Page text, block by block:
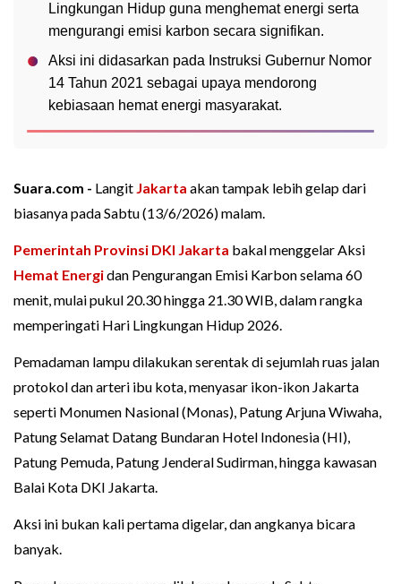
Lingkungan Hidup guna menghemat energi serta
mengurangi emisi karbon secara signifikan.
Aksi ini didasarkan pada Instruksi Gubernur Nomor
14 Tahun 2021 sebagai upaya mendorong
kebiasaan hemat energi masyarakat.
Suara.com - Langit Jakarta akan tampak lebih gelap dari
biasanya pada Sabtu (13/6/2026) malam.
Pemerintah Provinsi DKI Jakarta bakal menggelar Aksi
Hemat Energidan Pengurangan Emisi Karbon selama 60
menit, mulai pukul 20.30 hingga 21.30 WIB, dalam rangka
memperingati Hari Lingkungan Hidup 2026.
Pemadaman lampu dilakukan serentak di sejumlah ruas jalan
protokol dan arteri ibu kota, menyasar ikon-ikon Jakarta
seperti Monumen Nasional (Monas), Patung Arjuna Wiwaha,
Patung Selamat Datang Bundaran Hotel Indonesia (HI),
Patung Pemuda, Patung Jenderal Sudirman, hingga kawasan
Balai Kota DKI Jakarta.
Aksi ini bukan kali pertama digelar, dan angkanya bicara
banyak.